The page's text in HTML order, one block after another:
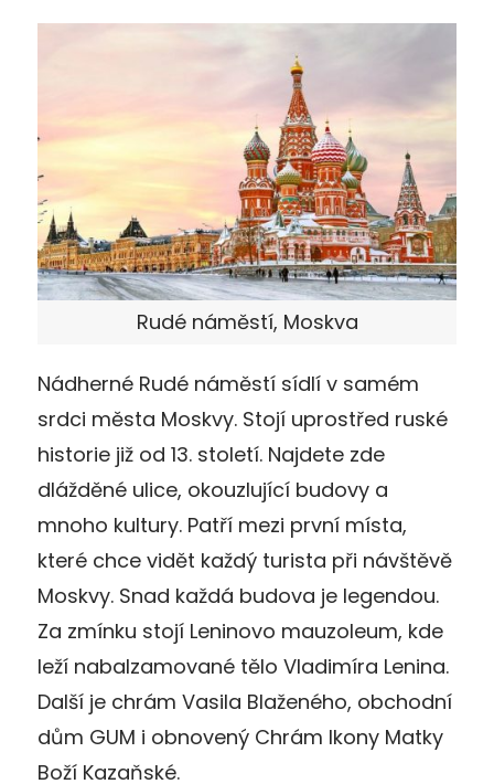
Rudé náměstí, Moskva
Nádherné Rudé náměstí sídlí v samém
srdci města Moskvy. Stojí uprostřed ruské
historie již od 13. století. Najdete zde
dlážděné ulice, okouzlující budovy a
mnoho kultury. Patří mezi první místa,
které chce vidět každý turista při návštěvě
Moskvy. Snad každá budova je legendou.
Za zmínku stojí Leninovo mauzoleum, kde
leží nabalzamované tělo Vladimíra Lenina.
Další je chrám Vasila Blaženého, obchodní
dům GUM i obnovený Chrám Ikony Matky
Boží Kazaňské.